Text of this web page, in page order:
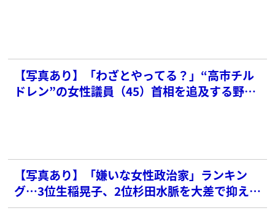
【写真あり】「わざとやってる？」“高市チル
ドレン”の女性議員（45）首相を追及する野党
【写真あり】「嫌いな女性政治家」ランキン
グ…3位生稲晃子、2位杉田水脈を大差で抑えた
1位は？